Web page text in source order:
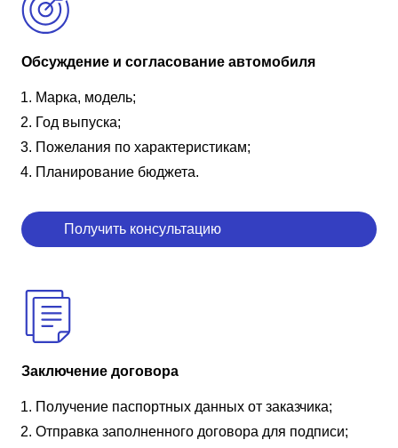
Обсуждение и согласование автомобиля
Марка, модель;
Год выпуска;
Пожелания по характеристикам;
Планирование бюджета.
Получить консультацию
Заключение договора
Получение паспортных данных от заказчика;
Отправка заполненного договора для подписи;